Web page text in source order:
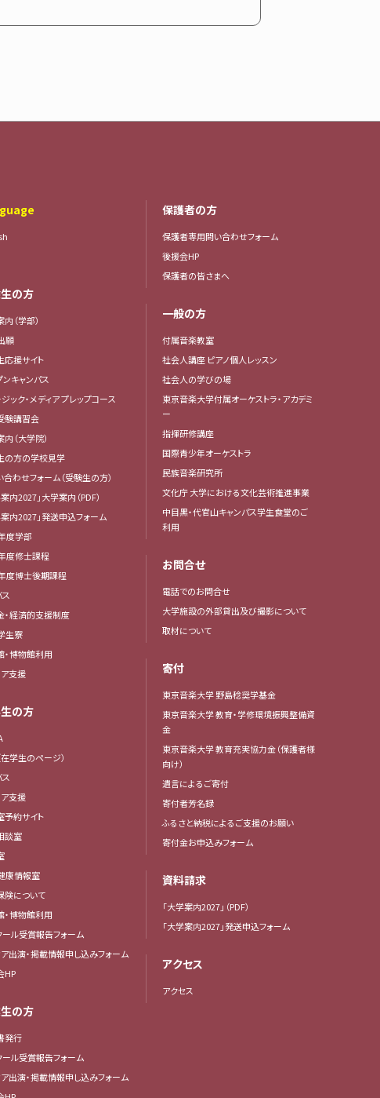
の方
（学部）
願
応援サイト
ンキャンパス
ック・メディア プレップコース
験講習会
内（大学院）
の方の学校見学
合わせフォーム（受験生の方）
案内2027」大学案内（PDF）
案内2027」発送申込フォーム
度学部
度修士課程
度博士後期課程
ス
・経済的支援制度
生寮
・博物館利用
ア支援
の方
学生のページ）
ス
ア支援
予約サイト
談室
康情報室
険について
・博物館利用
ール受賞報告フォーム
ア出演・掲載情報申し込みフォーム
HP
の方
発行
ール受賞報告フォーム
ア出演・掲載情報申し込みフォーム
保護者の方
保護者専用問い合わせフォーム
後援会HP
保護者の皆さまへ
一般の方
付属音楽教室
社会人講座 ピアノ個人レッスン
社会人の学びの場
東京音楽大学付属オーケストラ・アカデミ
ー
指揮研修講座
国際青少年オーケストラ
民族音楽研究所
文化庁 大学における文化芸術推進事業
中目黒・代官山キャンパス学生食堂のご
利用
お問合せ
電話でのお問合せ
大学施設の外部貸出及び撮影について
取材について
寄付
東京音楽大学 野島稔奨学基金
東京音楽大学 教育・学修環境振興整備資
金
東京音楽大学 教育充実協力金（保護者様
向け）
遺言によるご寄付
寄付者芳名録
ふるさと納税によるご支援のお願い
寄付金お申込みフォーム
資料請求
「大学案内2027」（PDF）
「大学案内2027」発送申込フォーム
アクセス
アクセス